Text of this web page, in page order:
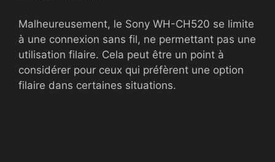
Malheureusement, le Sony WH-CH520 se limite
à une connexion sans fil, ne permettant pas une
utilisation filaire. Cela peut être un point à
considérer pour ceux qui préfèrent une option
filaire dans certaines situations.